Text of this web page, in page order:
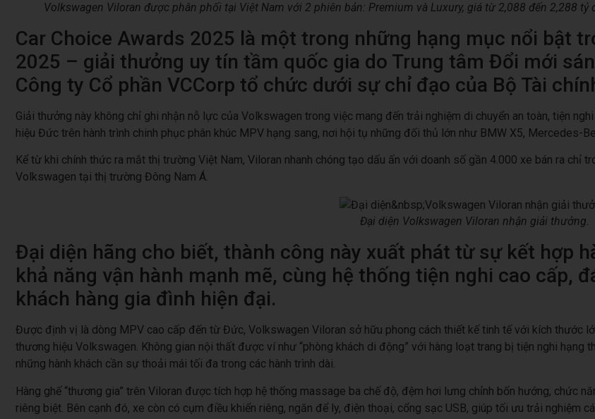
Volkswagen Viloran được phân phối tại Việt Nam với 2 phiên bản: Premium và Luxury, giá từ 2,088 đến 2,288 tỷ
Car Choice Awards 2025 là một trong những hạng mục nổi bật
2025 – giải thưởng uy tín tầm quốc gia do Trung tâm Đổi mới
Công ty Cổ phần VCCorp tổ chức dưới sự chỉ đạo của Bộ Tài
Giải thưởng này không chỉ ghi nhận nỗ lực của Volkswagen trong việc mang đến trải nghiệm di chuyển an toàn, tiện
hiệu Đức trên hành trình chinh phục phân khúc MPV hạng sang, nơi hội tụ những đối thủ lớn như BMW X5, Mercedes-
Kể từ khi chính thức ra mắt thị trường Việt Nam, Viloran nhanh chóng tạo dấu ấn với doanh số gần 4.000 xe bán ra chỉ
Volkswagen tại thị trường Đông Nam Á.
Đại diện Volkswagen Viloran nhận giải thưởng.
Đại diện hãng cho biết, thành công này xuất phát từ sự kết hợp
khả năng vận hành mạnh mẽ, cùng hệ thống tiện nghi cao cấp,
khách hàng gia đình hiện đại.
Được định vị là dòng MPV cao cấp đến từ Đức, Volkswagen Viloran sở hữu phong cách thiết kế tinh tế với kích thước
thương hiệu Volkswagen. Không gian nội thất được ví như “phòng khách di động” với hàng loạt trang bị tiện nghi
những hành khách cần sự thoải mái tối đa trong các hành trình dài.
Hàng ghế “thương gia” trên Viloran được tích hợp hệ thống massage ba chế độ, đệm hơi lưng chỉnh bốn hướng, chức
riêng biệt. Bên cạnh đó, xe còn có cụm điều khiển riêng, ngăn để ly, điện thoại, cổng sạc USB, giúp tối ưu trải nghiệm cá